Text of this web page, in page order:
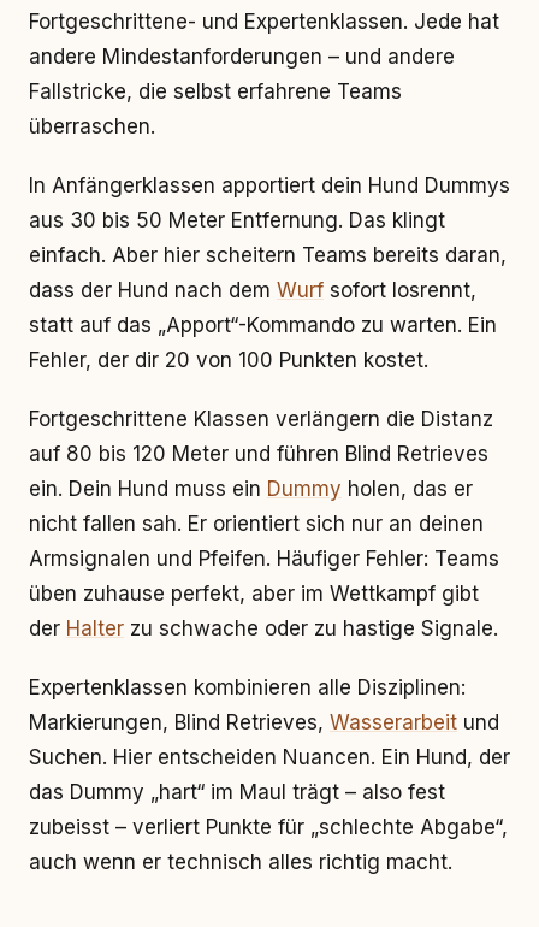
Fortgeschrittene- und Expertenklassen. Jede hat
andere Mindestanforderungen – und andere
Fallstricke, die selbst erfahrene Teams
überraschen.
In Anfängerklassen apportiert dein Hund Dummys
aus 30 bis 50 Meter Entfernung. Das klingt
einfach. Aber hier scheitern Teams bereits daran,
dass der Hund nach dem Wurf sofort losrennt,
statt auf das „Apport“-Kommando zu warten. Ein
Fehler, der dir 20 von 100 Punkten kostet.
Fortgeschrittene Klassen verlängern die Distanz
auf 80 bis 120 Meter und führen Blind Retrieves
ein. Dein Hund muss ein Dummy holen, das er
nicht fallen sah. Er orientiert sich nur an deinen
Armsignalen und Pfeifen. Häufiger Fehler: Teams
üben zuhause perfekt, aber im Wettkampf gibt
der Halter zu schwache oder zu hastige Signale.
Expertenklassen kombinieren alle Disziplinen:
Markierungen, Blind Retrieves, Wasserarbeit und
Suchen. Hier entscheiden Nuancen. Ein Hund, der
das Dummy „hart“ im Maul trägt – also fest
zubeisst – verliert Punkte für „schlechte Abgabe“,
auch wenn er technisch alles richtig macht.